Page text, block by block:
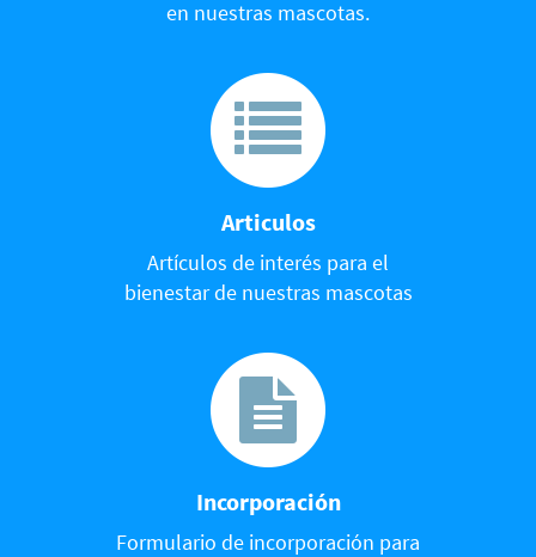
en nuestras mascotas.
Articulos
Artículos de interés para el
bienestar de nuestras mascotas
Incorporación
Formulario de incorporación para